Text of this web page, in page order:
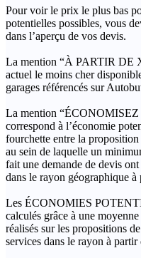
Pour voir le prix le plus bas
potentielles possibles, vous
dans l’aperçu de vos devis.
La mention “À PARTIR DE
actuel le moins cher
garages référencés sur
La mention
correspond à l’économie
fourchette entre la
au sein de laquelle un
fait une demande de devis
dans le rayon géographique
Les ÉCONOMIES
calculés grâce à une
réalisés sur les propositions
services dans le rayon à